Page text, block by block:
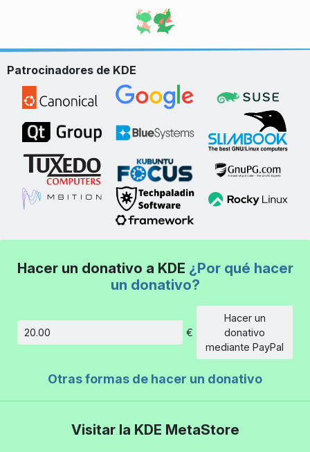
Patrocinadores de KDE
Hacer un donativo a KDE ¿Por qué hacer
un donativo?
Cantidad
€
Hacer un
donativo
mediante PayPal
Otras formas de hacer un donativo
Visitar la KDE MetaStore